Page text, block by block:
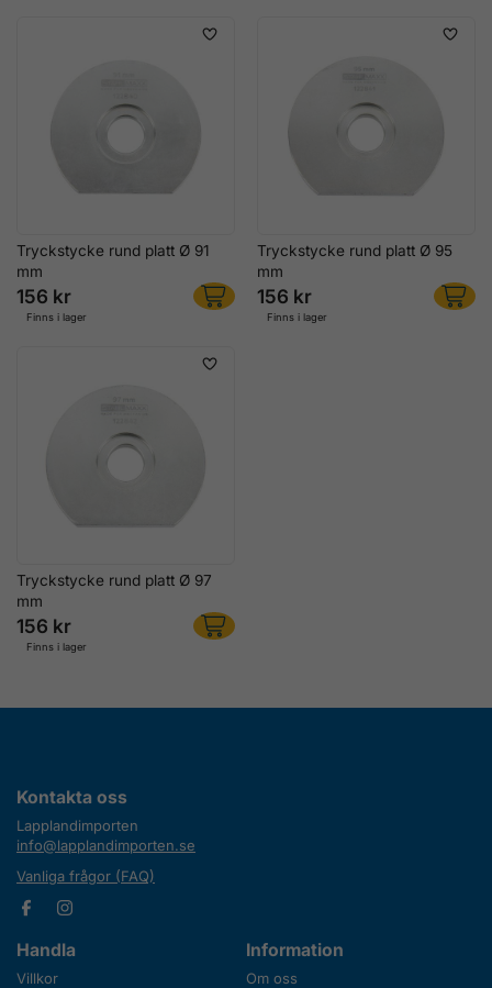
Tryckstycke rund platt Ø 91
mm
156 kr
Finns i lager
Tryckstycke rund platt Ø 95
mm
156 kr
Finns i lager
Tryckstycke rund platt Ø 97
mm
156 kr
Finns i lager
Kontakta oss
Lapplandimporten
info@lapplandimporten.se
Vanliga frågor (FAQ)
Handla
Villkor
Information
Om oss